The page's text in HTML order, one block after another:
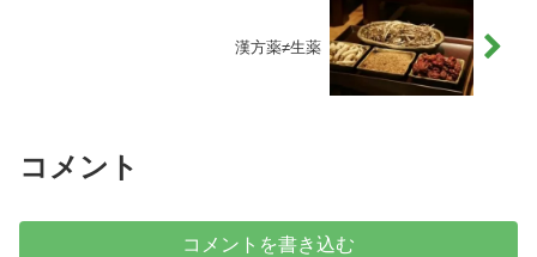
漢方薬≠生薬
コメント
コメントを書き込む